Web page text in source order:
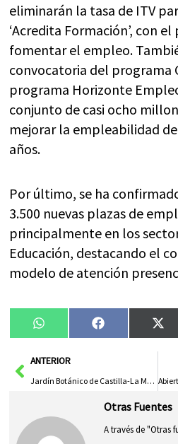
eliminarán la tasa de ITV
‘Acredita Formación’, con
fomentar el empleo.
convocatoria del programa
programa Horizonte
conjunto de casi ocho
mejorar la empleabilidad
años.
Por último, se ha
3.500 nuevas plazas de
principalmente en los
Educación, destacando el
modelo de atención
Compartir
en
WhatsAppCompartir
en
Facebook
en
X
AntANTERIOR
Jardín Botánico de Castilla-La Mancha Celebra 15° Aniversario con Exposición Retrospectiva y Apoyo Renovado de Diputación de Albacete
Otras Fuentes
A través de "Otras